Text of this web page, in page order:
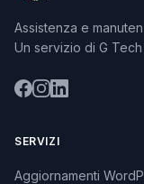
Assistenza e
Un servizio di G Tech
SERVIZI
Aggiornamenti